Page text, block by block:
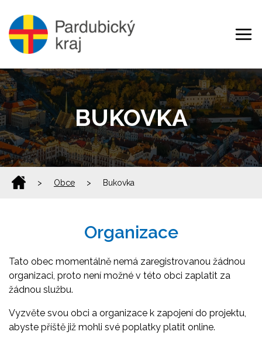
BUKOVKA
> Obce > Bukovka
Organizace
Tato obec momentálně nemá zaregistrovanou žádnou
organizaci, proto není možné v této obci zaplatit za
žádnou službu.
Vyzvěte svou obci a organizace k zapojení do projektu,
abyste příště již mohli své poplatky platit online.